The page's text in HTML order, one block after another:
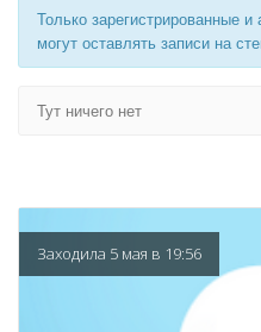
Только зарегистрированные
могут оставлять записи на
Тут ничего нет
Заходила 5 мая в 19:56